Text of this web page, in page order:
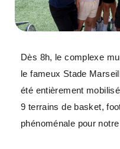
Dès 8h, le complexe
le fameux Stade
été entièrement
9 terrains de basket,
phénoménale pour